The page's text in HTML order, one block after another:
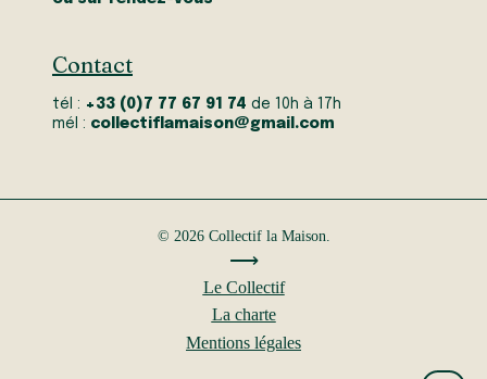
Contact
tél : +33 (0)7 77 67 91 74 de 10h à 17h
mél : collectiflamaison@gmail.com
© 2026 Collectif la Maison.
⟶
Le Collectif
La charte
Mentions légales